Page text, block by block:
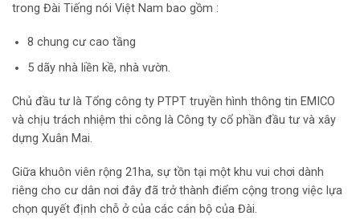
trong Đài Tiếng nói Việt Nam bao gồm :
8 chung cư cao tầng
5 dãy nhà liền kề, nhà vườn.
Chủ đầu tư là Tổng công ty PTPT truyền hình thông tin EMICO
và chịu trách nhiệm thi công là Công ty cổ phần đầu tư và xây
dựng Xuân Mai.
Giữa khuôn viên rộng 21ha, sự tồn tại một khu vui chơi dành
riêng cho cư dân nơi đây đã trở thành điểm cộng trong việc lựa
chọn quyết định chỗ ở của các cán bộ của Đài.